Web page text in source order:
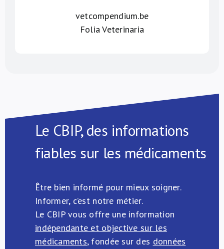
vetcompendium.be
Folia Veterinaria
Le CBIP, des informations
fiables sur les médicaments
Être bien informé pour mieux soigner.
Informer, c’est notre métier.
Le CBIP vous offre une information
indépendante et objective sur les
médicaments, fondée sur des données